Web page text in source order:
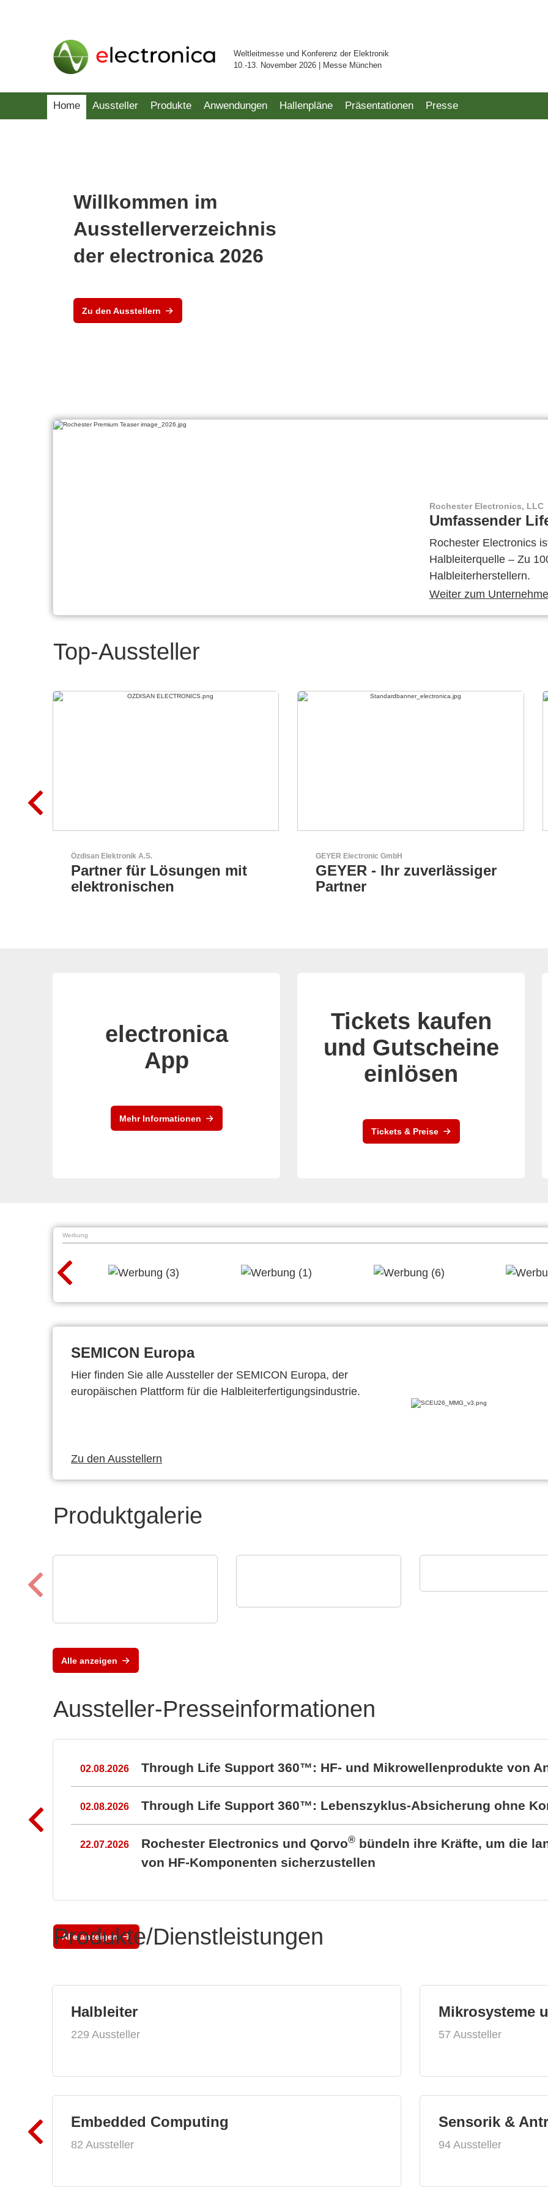
Weltleitmesse und Konferenz der Elektronik
10.-13. November 2026 | Messe München
Home Aussteller Produkte Anwendungen Hallenpläne Präsentationen Presse
Willkommen im
Ausstellerverzeichnis
der electronica 2026
Zu den Ausstellern
Rochester Electronics, LLC
Umfassender
Rochester Electronics
Halbleiterquelle – Zu
Halbleiterherstellern.
Weiter zum
Top-Aussteller
GEYER Electronic GmbH
GEYER - Ihr zuverlässiger
Partner
AKTINA CDS GmbH
AKTINA CDS - Supply
Chain Solutions
electronica
App
Mehr Informationen
Tickets kaufen
und Gutscheine
einlösen
Tickets & Preise
Werbung
SEMICON Europa
Hier finden Sie alle Aussteller der SEMICON Europa, der
europäischen Plattform für die Halbleiterfertigungsindustrie.
Zu den Ausstellern
Produktgalerie
Highlights auf der
electronica 202
Alle anzeigen
Aussteller-Presseinformationen
02.08.2026 Through Life Support 360™: HF- und Mikrowellenprodukte von
02.08.2026 Through Life Support 360™: Lebenszyklus-Absicherung ohne
22.07.2026 Rochester Electronics und Qorvo® bündeln ihre Kräfte, um die
von HF-Komponenten sicherzustellen
Alle anzeigen
Produkte/Dienstleistungen
Halbleiter
229 Aussteller
Embedded Computing
82 Aussteller
Mikrosysteme
57 Aussteller
Sensorik &
94 Aussteller